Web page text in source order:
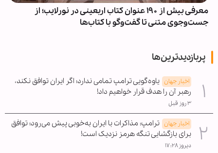
معرفی بیش از ۱۹۰ عنوان کتاب اربعینی در نورلایب؛ از
جست‌وجوی متنی تا گفت‌وگو با کتاب‌ها
پربازدیدترین‌ها
اخبار جهان یاوه‌گویی ترامپ تمامی ندارد؛ اگر ایران توافق نکند،
رهبر آن را هدف قرار خواهیم داد!
۳ روز قبل
اخبار جهان ترامپ: مذاکرات با ایران به‌خوبی پیش می‌رود؛ توافق
برای بازگشایی تنگه هرمز نزدیک است!
دیروز ۱۷:۲۸